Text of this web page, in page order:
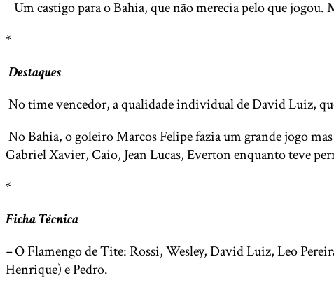
Um castigo para o Bahia, que não merecia pelo que
*
Destaques
No time vencedor, a qualidade individual de David Luiz,
No Bahia, o goleiro Marcos Felipe fazia um grande jogo
Gabriel Xavier, Caio, Jean Lucas, Everton enquanto teve
*
Ficha Técnica
–O Flamengo de Tite: Rossi, Wesley, David Luiz, Leo
Henrique) e Pedro.